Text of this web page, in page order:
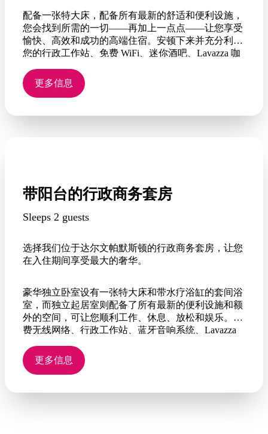
配备一张特大床，配备所有最新的舒适和便利设施，
您会找到所需的一切——再加上一点点——让您享受
愉快、高效和成功的高端住宿。安顿下来并充分利用
您的行政工作站、免费 WiFi、迷你酒吧、Lavazza 咖
和私人阳台——所有这些都可以帮助您工作、休息
更多信息
带阳台的行政商务套房
Sleeps 2 guests
选择我们位于达尔文帕默斯顿的行政商务套房，让您
在入住期间享受最大的奢华。
豪华独立卧室设有一张特大床和带水疗浴缸的套间浴
室，而独立起居室则配备了所有最新的便利设施和额
外的空间，可让您顺利工作、休息、放松和娱乐。免
费无线网络、行政工作站、蓝牙音响系统、Lavazza
厨房以及大型私人阳台，所有这些都使这间出色的套
房成为完美的高端商务套餐。
更多信息